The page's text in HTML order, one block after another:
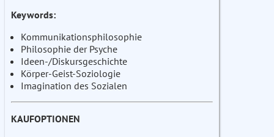
Keywords:
Kommunikationsphilosophie
Philosophie der Psyche
Ideen-/Diskursgeschichte
Körper-Geist-Soziologie
Imagination des Sozialen
KAUFOPTIONEN